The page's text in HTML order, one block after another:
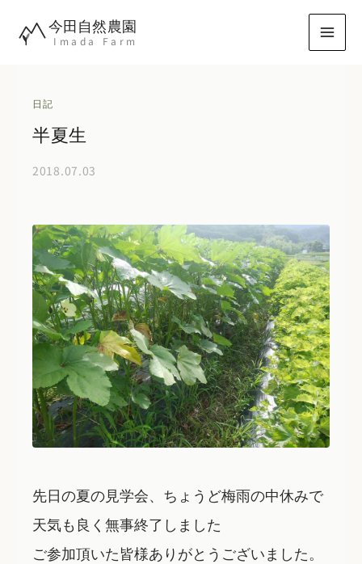
今田自然農園
Imada Farm
日記
半夏生
2018.07.03
先日の夏の見学会、ちょうど梅雨の中休みで
天気も良く無事終了しました
ご参加頂いた皆様ありがとうございました。